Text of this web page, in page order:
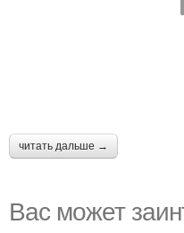
читать дальше →
Вас может